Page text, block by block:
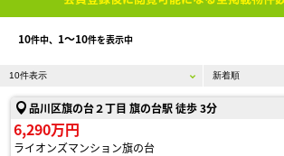
10件中、 1〜10件を表示中
品川区旗の台２丁目 旗の台駅 徒歩 3分
6,290万円
ライオンズマンション旗の台